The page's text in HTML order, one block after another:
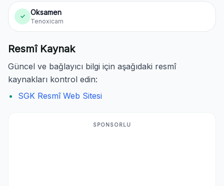
✓ Oksamen
Tenoxicam
Resmî Kaynak
Güncel ve bağlayıcı bilgi için aşağıdaki resmî
kaynakları kontrol edin:
SGK Resmî Web Sitesi
SPONSORLU